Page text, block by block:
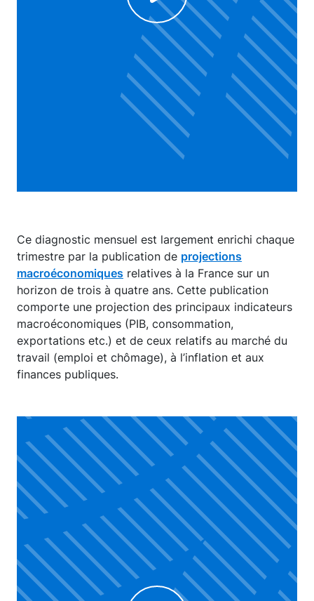
Voir la vidéo
Ce diagnostic mensuel est largement enrichi chaque
trimestre par la publication de projections
macroéconomiques relatives à la France sur un
horizon de trois à quatre ans. Cette publication
comporte une projection des principaux indicateurs
macroéconomiques (PIB, consommation,
exportations etc.) et de ceux relatifs au marché du
travail (emploi et chômage), à l’inflation et aux
finances publiques.